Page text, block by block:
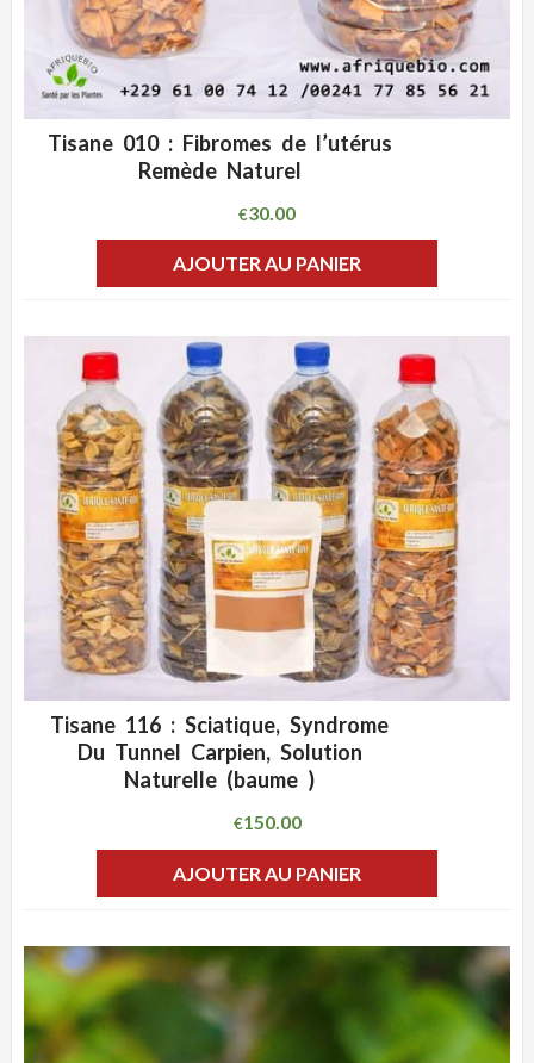
ADD WISHLIST
Tisane 010 : Fibromes de l’utérus
Remède Naturel
€30.00
AJOUTER AU PANIER
ADD WISHLIST
Tisane 116 : Sciatique, Syndrome
Du Tunnel Carpien, Solution
Naturelle (baume )
€150.00
AJOUTER AU PANIER